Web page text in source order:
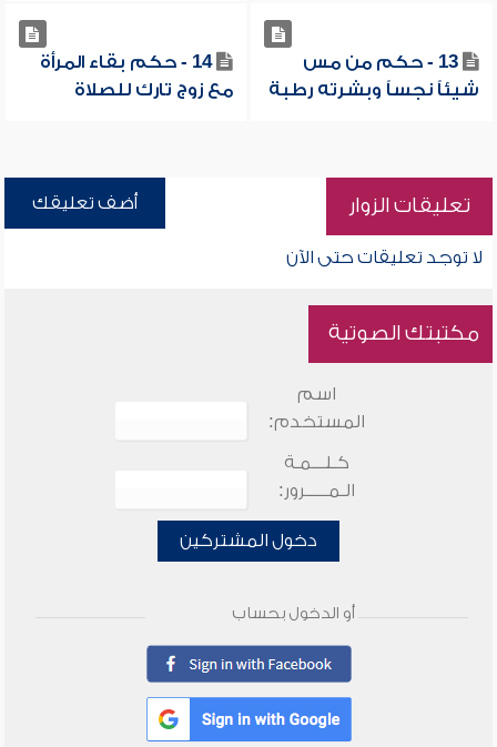
13 - حكم من مس
شيئاً نجساً وبشرته رطبة
14 - حكم بقاء المرأة
مع زوج تارك للصلاة
تعليقات الزوار أضف تعليقك
لا توجد تعليقات حتى الآن
مكتبتك الصوتية
اسم
المستخدم:
كـلـــمـة
الـمـــــرور:
دخول المشتركين
أو الدخول بحساب